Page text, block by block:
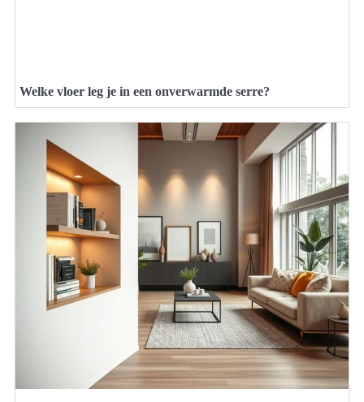
Welke vloer leg je in een onverwarmde serre?